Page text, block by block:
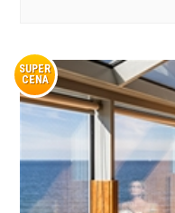
SUPER
CENA